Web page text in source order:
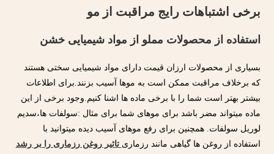
برخی اشتباهات رایج مراقبت از مو
استفاده از محصولات مملو از مواد شیمیایی خشن
بسیاری از محصولات ارزان قیمت دارای مواد شیمیایی سختی هستند
که برخلاف مراقبت ممکن است به موها آسیب بزنند.برای اطلاعات
بیشتر بهتر است شما را با برخی ماده ها اشنا کنیم.وجود برخی از این
ماده میتواند مضر باشد برای موهای شما برای مثال :سولفات ها،سدیم
لوریل سولفات. همچنین برای رفع موهای آسیب دیده میتوانید با
استفاده از روغن ها گیاهی مانند رزماری تاثیر روغن رزماری را بر رشد